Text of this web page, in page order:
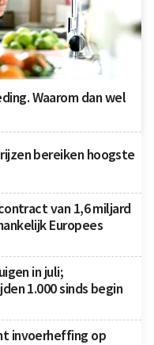
Waarom dan wel
bereiken hoogste
van 1,6 miljard
Europees
in juli;
1.000 sinds begin
invoerheffing op